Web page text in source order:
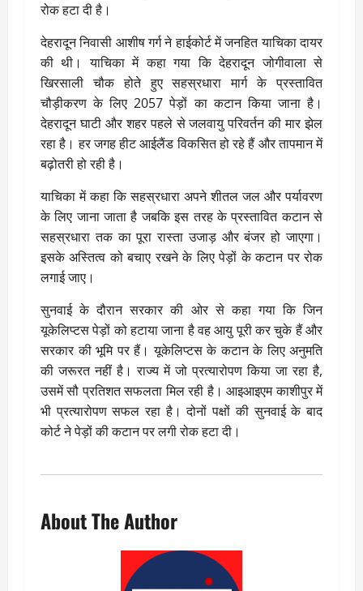
रोक हटा दी है।
देहरादून निवासी आशीष गर्ग ने हाईकोर्ट में जनहित याचिका दायर
की थी। याचिका में कहा गया कि देहरादून जोगीवाला से
खिरसाली चौक होते हुए सहस्रधारा मार्ग के प्रस्तावित
चौड़ीकरण के लिए 2057 पेड़ों का कटान किया जाना है।
देहरादून घाटी और शहर पहले से जलवायु परिवर्तन की मार झेल
रहा है। हर जगह हीट आईलैंड विकसित हो रहे हैं और तापमान में
बढ़ोतरी हो रही है।
याचिका में कहा कि सहस्रधारा अपने शीतल जल और पर्यावरण
के लिए जाना जाता है जबकि इस तरह के प्रस्तावित कटान से
सहस्रधारा तक का पूरा रास्ता उजाड़ और बंजर हो जाएगा।
इसके अस्तित्व को बचाए रखने के लिए पेड़ों के कटान पर रोक
लगाई जाए।
सुनवाई के दौरान सरकार की ओर से कहा गया कि जिन
यूकेलिप्टस पेड़ों को हटाया जाना है वह आयु पूरी कर चुके हैं और
सरकार की भूमि पर हैं। यूकेलिप्टस के कटान के लिए अनुमति
की जरूरत नहीं है। राज्य में जो प्रत्यारोपण किया जा रहा है,
उसमें सौ प्रतिशत सफलता मिल रही है। आइआइएम काशीपुर में
भी प्रत्यारोपण सफल रहा है। दोनों पक्षों की सुनवाई के बाद
कोर्ट ने पेड़ों की कटान पर लगी रोक हटा दी।
About The Author